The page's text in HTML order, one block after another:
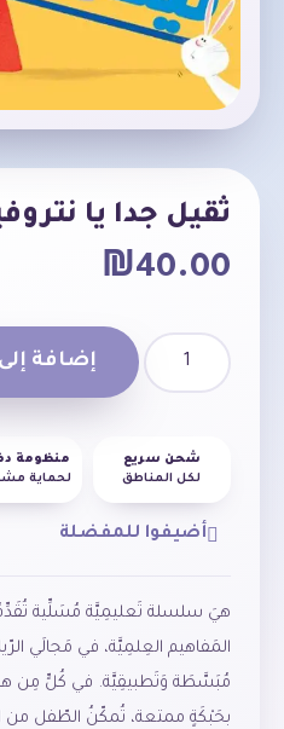
ثقيل جدا يا
₪40.00
إضافة
شحن سريع
لكل المناطق
منظومة
لحماية
أضيفوا للمفضلة
هيَ سلسلة تَعليمِيَّة مُسَلِّية تُقَدِّمُ
المَفاهيم العِلمِيَّة، في مَجالَي
مُبَسَّطَة وَتَطبيقِيَّة. في كُلٍّ مِن
بحَبْكَةٍ ممتعة، تُمكّنُ الطّفل